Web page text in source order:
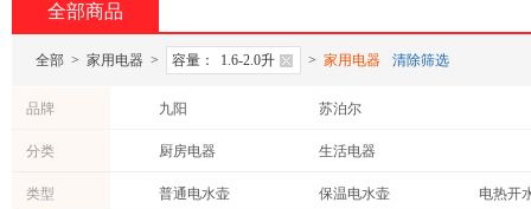
全部商品
全部 > 家用电器 > 容量： 1.6-2.0升 > 家用电器 清除筛选
品牌 九阳 苏泊尔
分类 厨房电器 生活电器
类型 普通电水壶 保温电水壶 电热开
加